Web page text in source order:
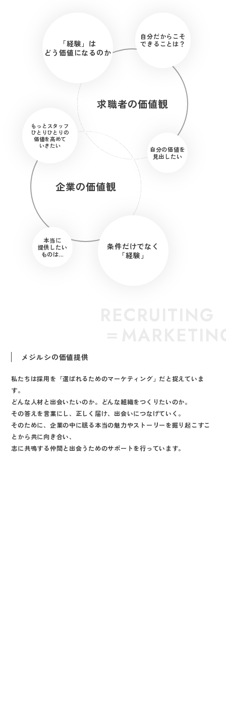
条件だけでなく
「経験」
本当に
提供したい
ものは…
もっとスタッフ
ひとりひとりの
価値を高めて
いきたい
企業の価値観
自分だからこそ
できることは？
自分の価値を
見出したい
「経験」は
どう価値になるのか
求職者の価値観
メジルシの価値提供
私たちは採用を「選ばれるためのマーケティング」だと捉えていま
す。
どんな人材と出会いたいのか。どんな組織をつくりたいのか。
その答えを言葉にし、正しく届け、出会いにつなげていく。
そのために、企業の中に眠る本当の魅力やストーリーを掘り起こすこ
とから共に向き合い、
志に共鳴する仲間と出会うためのサポートを行っています。